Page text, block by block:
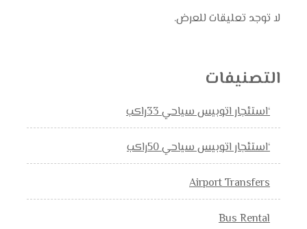
لا توجد تعليقات للعرض.
التصنيفات
‘استئجار اتوبيس سياحي 33راكب
‘استئجار اتوبيس سياحي 50راكب
Airport Transfers
Bus Rental